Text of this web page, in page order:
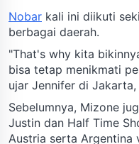
Nobar kali ini diikuti
berbagai daerah.
"That's why kita
bisa tetap menikmati
ujar Jennifer di
Sebelumnya, Mizone
Justin dan Half Time
Austria serta Argentina